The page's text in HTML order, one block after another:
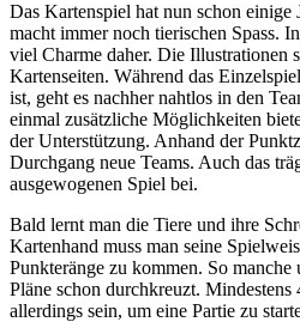
Das Kartenspiel hat nun schon einige
macht immer noch tierischen Spass.
viel Charme daher. Die Illustrationen
Kartenseiten. Während das
ist, geht es nachher nahtlos in den
einmal zusätzliche Möglichkeiten
der Unterstützung. Anhand der
Durchgang neue Teams. Auch das
ausgewogenen Spiel bei.
Bald lernt man die Tiere und ihre
Kartenhand muss man seine
Punkteränge zu kommen. So
Pläne schon durchkreuzt. Mindestens
allerdings sein, um eine Partie zu